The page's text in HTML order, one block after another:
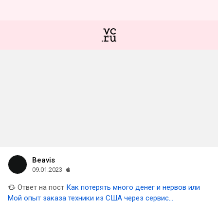
Beavis
09.01.2023
Ответ на пост Как потерять много денег и нервов или
Мой опыт заказа техники из США через сервис